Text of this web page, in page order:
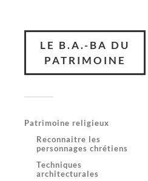
LE B.A.-BA DU
PATRIMOINE
Patrimoine religieux
Reconnaitre les
personnages chrétiens
Techniques
architecturales